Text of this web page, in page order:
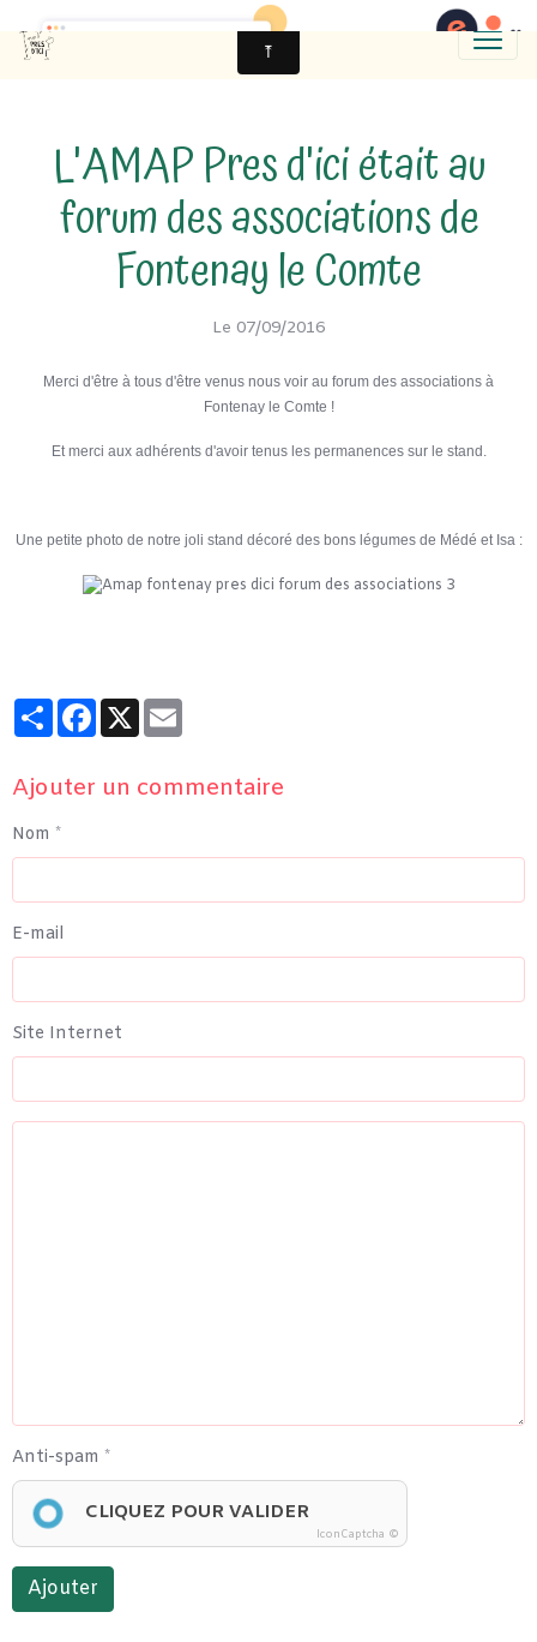
L'AMAP Pres d'ici était au
forum des associations de
Fontenay le Comte
Le 07/09/2016
Merci d'être à tous d'être venus nous voir au forum des associations à
Fontenay le Comte !
Et merci aux adhérents d'avoir tenus les permanences sur le stand.
Une petite photo de notre joli stand décoré des bons légumes de Médé et Isa :
PartagerFacebook
X
Ajouter un commentaire
Nom
E-mail
Site Internet
Anti-spam
CLIQUEZ POUR VALIDER
IconCaptcha ©
Ajouter